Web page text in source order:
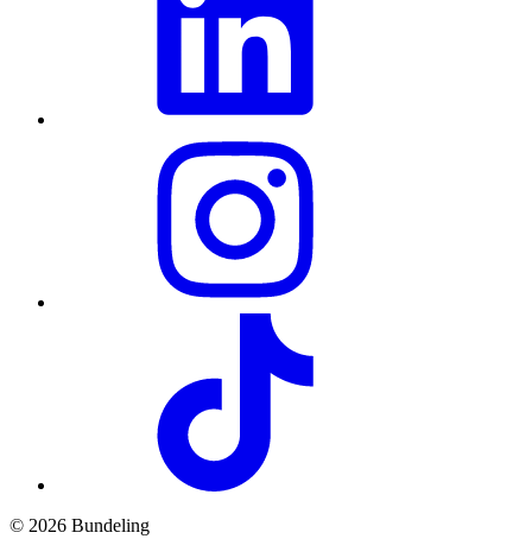
© 2026 Bundeling